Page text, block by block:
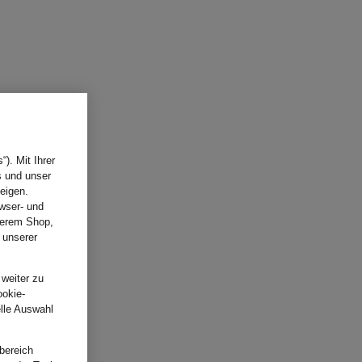
Mit Ihrer
und unser
und
Shop,
zu
Auswahl